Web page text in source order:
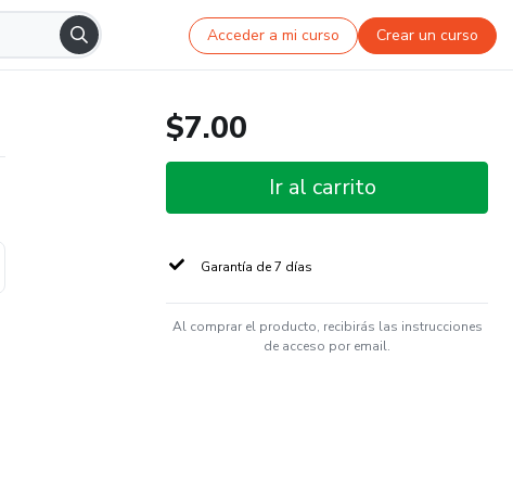
Acceder a mi curso Crear un curso
$7.00
Ir al carrito
Garantía de 7 días
Al comprar el producto, recibirás las instrucciones
de acceso por email.